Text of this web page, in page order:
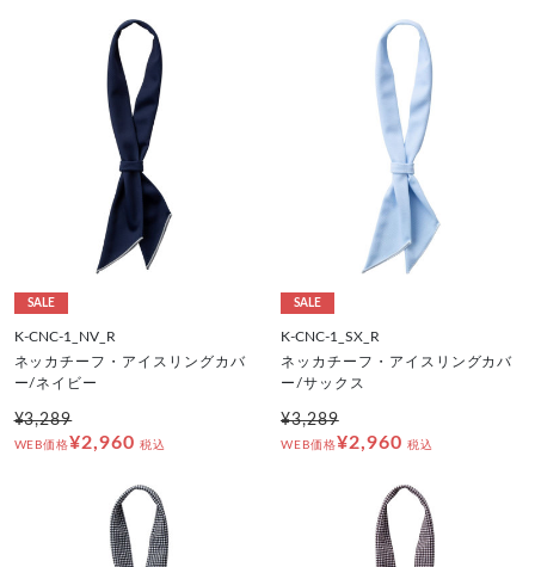
SALE
K-CNC-1_NV_R
ネッカチーフ・アイスリングカバ
ー/ネイビー
¥3,289
WEB価格¥2,960 税込
SALE
K-CNC-1_SX_R
ネッカチーフ・アイスリングカバ
ー/サックス
¥3,289
WEB価格¥2,960 税込